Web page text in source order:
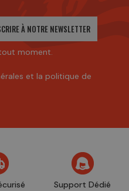
À NOTRE NEWSLETTER
moment.
et la politique de
Support Dédié